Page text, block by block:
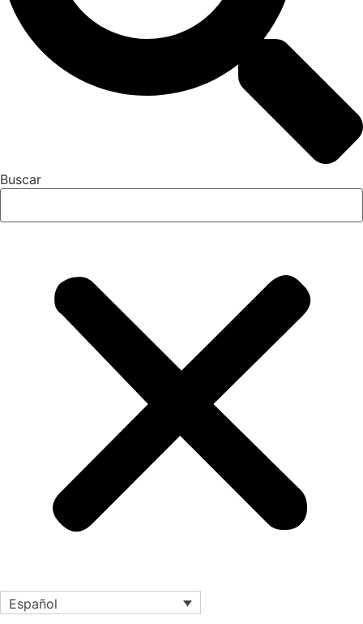
Buscar
Español